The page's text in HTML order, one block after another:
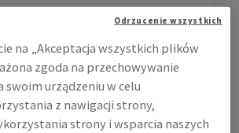
na „Akceptacja wszystkich plików
zgoda na przechowywanie
swoim urządzeniu w celu
z nawigacji strony,
strony i wsparcia naszych
Odrzucenie wszystkich